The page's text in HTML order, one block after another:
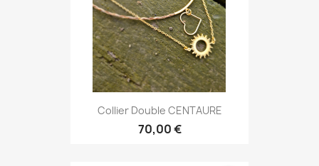
Collier Double CENTAURE
70,00 €